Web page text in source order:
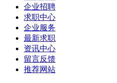
企业招聘
求职中心
企业服务
最新求职
资讯中心
留言反馈
推荐网站